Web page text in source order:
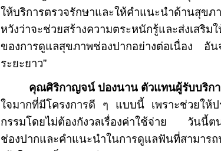
ให้บริการตรวจรักษาและให้คำแนะนำด้านสุข
หวังว่าจะช่วยสร้างความตระหนักรู้และส่งเสริ
ของการดูแลสุขภาพช่องปากอย่างต่อเนื่อง อัน
ระยะยาว”
คุณศิริกาญจน์ ปองนาน ตัวแทนผู้รับบริก
ใจมากที่มีโครงการดี ๆ แบบนี้ เพราะช่วยให้ป
กรรมโดยไม่ต้องกังวลเรื่องค่าใช้จ่าย วันนี้ตน
ช่องปากและคำแนะนำในการดูแลฟันที่สามา